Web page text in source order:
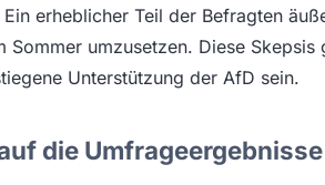
erheblicher Teil der Befragten
Sommer umzusetzen. Diese
Unterstützung der AfD sein.
die Umfrageergebnisse